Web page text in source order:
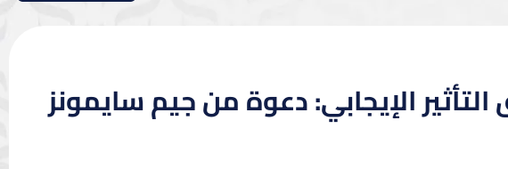
الإيجابي: دعوة من جيم سايمونز